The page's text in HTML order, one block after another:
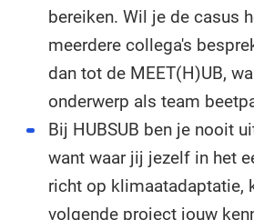
bereiken. Wil je de casus
meerdere collega's
dan tot de MEET(H)UB,
onderwerp als team
Bij HUBSUB ben je nooit
want waar jij jezelf in het
richt op klimaatadaptatie,
volgende project jouw